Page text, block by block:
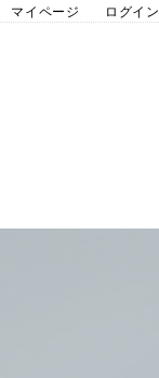
マイページ ログイン